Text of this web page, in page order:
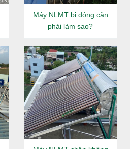
Máy NLMT bị đóng cặn
phải làm sao?